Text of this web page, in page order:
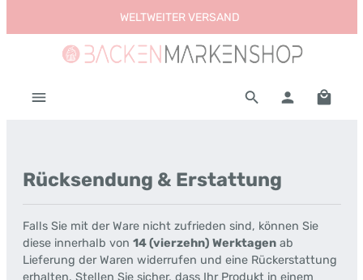
Zum Hauptinhalt springenWELTWEITER VERSAND
Rücksendung & Erstattung
Falls Sie mit der Ware nicht zufrieden sind, können Sie
diese innerhalb von 14 (vierzehn) Werktagenab
Lieferung der Waren widerrufen und eine Rückerstattung
erhalten. Stellen Sie sicher, dass Ihr Produkt in einem